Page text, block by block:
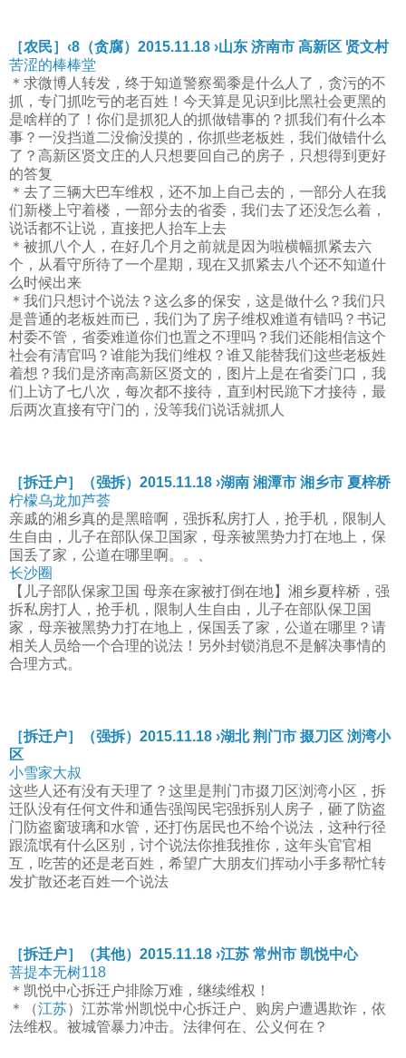
［农民］‹8（贪腐）2015.11.18 ›山东 济南市 高新区 贤文村
苦涩的棒棒堂
＊求微博人转发，终于知道警察蜀黍是什么人了，贪污的不
抓，专门抓吃亏的老百姓！今天算是见识到比黑社会更黑的
是啥样的了！你们是抓犯人的抓做错事的？抓我们有什么本
事？一没挡道二没偷没摸的，你抓些老板姓，我们做错什么
了？高新区贤文庄的人只想要回自己的房子，只想得到更好
的答复
＊去了三辆大巴车维权，还不加上自己去的，一部分人在我
们新楼上守着楼，一部分去的省委，我们去了还没怎么着，
说话都不让说，直接把人抬车上去
＊被抓八个人，在好几个月之前就是因为啦横幅抓紧去六
个，从看守所待了一个星期，现在又抓紧去八个还不知道什
么时候出来
＊我们只想讨个说法？这么多的保安，这是做什么？我们只
是普通的老板姓而已，我们为了房子维权难道有错吗？书记
村委不管，省委难道你们也置之不理吗？我们还能相信这个
社会有清官吗？谁能为我们维权？谁又能替我们这些老板姓
着想？我们是济南高新区贤文的，图片上是在省委门口，我
们上访了七八次，每次都不接待，直到村民跪下才接待，最
后两次直接有守门的，没等我们说话就抓人
［拆迁户］（强拆）2015.11.18 ›湖南 湘潭市 湘乡市 夏梓桥
柠檬乌龙加芦荟
亲戚的湘乡真的是黑暗啊，强拆私房打人，抢手机，限制人
生自由，儿子在部队保卫国家，母亲被黑势力打在地上，保
国丢了家，公道在哪里啊。。、
长沙圈
【儿子部队保家卫国 母亲在家被打倒在地】湘乡夏梓桥，强
拆私房打人，抢手机，限制人生自由，儿子在部队保卫国
家，母亲被黑势力打在地上，保国丢了家，公道在哪里？请
相关人员给一个合理的说法！另外封锁消息不是解决事情的
合理方式。
［拆迁户］（强拆）2015.11.18 ›湖北 荆门市 掇刀区 浏湾小
区
小雪家大叔
这些人还有没有天理了？这里是荆门市掇刀区浏湾小区，拆
迁队没有任何文件和通告强闯民宅强拆别人房子，砸了防盗
门防盗窗玻璃和水管，还打伤居民也不给个说法，这种行径
跟流氓有什么区别，讨个说法你推我推你，这年头官官相
互，吃苦的还是老百姓，希望广大朋友们挥动小手多帮忙转
发扩散还老百姓一个说法
［拆迁户］（其他）2015.11.18 ›江苏 常州市 凯悦中心
菩提本无树118
＊凯悦中心拆迁户排除万难，继续维权！
＊（江苏）江苏常州凯悦中心拆迁户、购房户遭遇欺诈，依
法维权。被城管暴力冲击。法律何在、公义何在？